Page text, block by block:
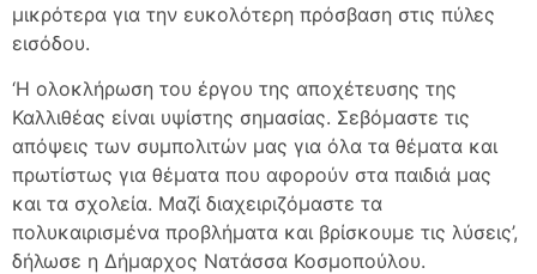
μικρότερα για την ευκολότερη πρόσβαση στις πύλες
εισόδου.
‘Η ολοκλήρωση του έργου της αποχέτευσης της
Καλλιθέας είναι υψίστης σημασίας. Σεβόμαστε τις
απόψεις των συμπολιτών μας για όλα τα θέματα και
πρωτίστως για θέματα που αφορούν στα παιδιά μας
και τα σχολεία. Μαζί διαχειριζόμαστε τα
πολυκαιρισμένα προβλήματα και βρίσκουμε τις λύσεις’,
δήλωσε η Δήμαρχος Νατάσσα Κοσμοπούλου.